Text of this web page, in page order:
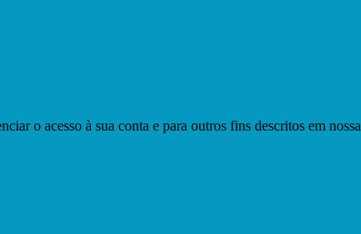
o acesso à sua conta e para outros fins descritos em nossa